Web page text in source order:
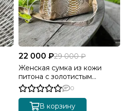
22 000 ₽29 000 ₽
Женская сумка из кожи
питона с золотистым
градиентом BG-511
0
В корзину